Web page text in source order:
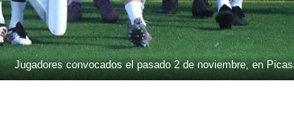
Jugadores convocados el pasado 2 de noviembre, en